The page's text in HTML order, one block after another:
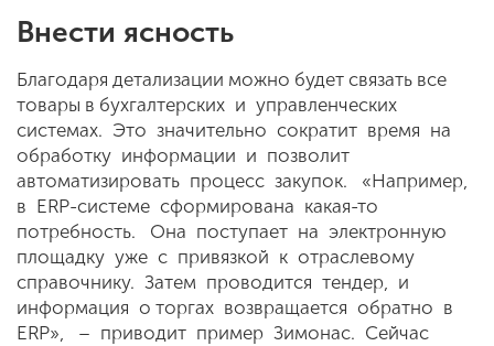
Внести ясность
Благодаря детализации можно будет связать все
товары в бухгалтерских и управленческих
системах. Это значительно сократит время на
обработку информации и позволит
автоматизировать процесс закупок. «Например,
в ERP-системе сформирована какая-то
потребность. Она поступает на электронную
площадку уже с привязкой к отраслевому
справочнику. Затем проводится тендер, и
информация о торгах возвращается обратно в
ERP», – приводит пример Зимонас. Сейчас